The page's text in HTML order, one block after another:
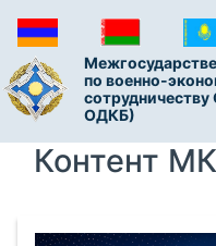
по военно-
ОДКБ)
Контент